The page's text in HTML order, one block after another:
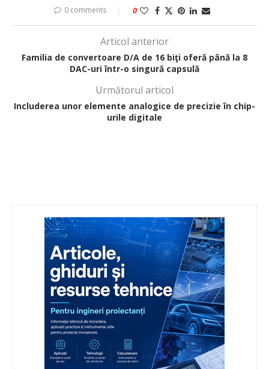
0 comments 0
Articol anterior
Familia de convertoare D/A de 16 biţi oferă până la 8
DAC-uri într-o singură capsulă
Următorul articol
Includerea unor elemente analogice de precizie în chip-
urile digitale